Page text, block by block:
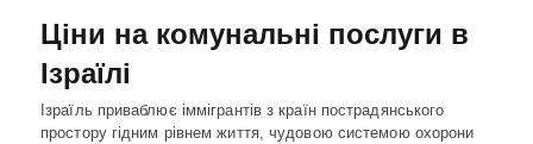
Ціни на комунальні послуги в
Ізраїлі
Ізраїль приваблює іммігрантів з країн пострадянського
простору гідним рівнем життя, чудовою системою охорони